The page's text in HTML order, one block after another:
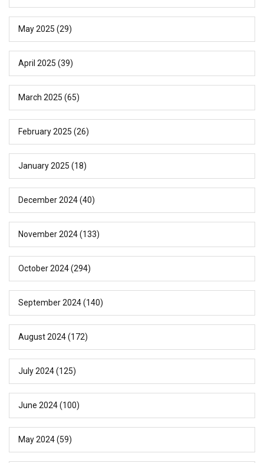
May 2025 (29)
April 2025 (39)
March 2025 (65)
February 2025 (26)
January 2025 (18)
December 2024(40)
November 2024(133)
October 2024(294)
September 2024(140)
August 2024(172)
July 2024(125)
June 2024(100)
May 2024(59)